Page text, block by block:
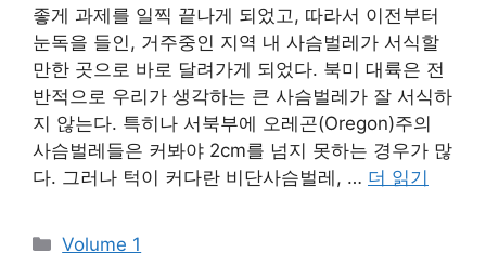
좋게 과제를 일찍 끝나게 되었고, 따라서 이전부터
눈독을 들인, 거주중인 지역 내 사슴벌레가 서식할
만한 곳으로 바로 달려가게 되었다. 북미 대륙은 전
반적으로 우리가 생각하는 큰 사슴벌레가 잘 서식하
지 않는다. 특히나 서북부에 오레곤(Oregon)주의
사슴벌레들은 커봐야 2cm를 넘지 못하는 경우가 많
다. 그러나 턱이 커다란 비단사슴벌레, … 더 읽기
카
Volume 1